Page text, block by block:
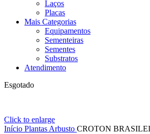
Laços
Placas
Mais Categorias
Equipamentos
Sementeiras
Sementes
Substratos
Atendimento
Esgotado
Click to enlarge
Início Plantas Arbusto CROTON